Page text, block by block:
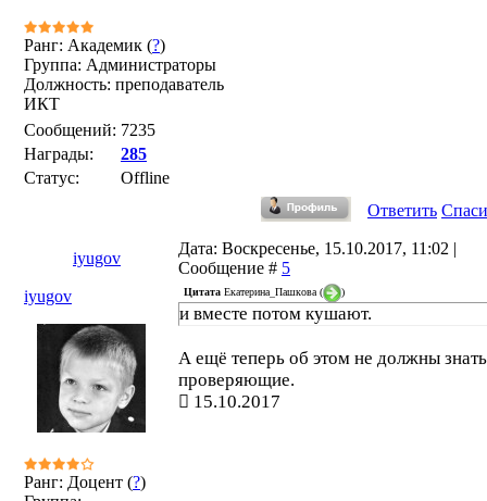
Ранг: Академик (?)
Группа: Администраторы
Должность: преподаватель
ИКТ
Сообщений: 7235
Награды:
285
Статус:
Offline
Ответить
iyugov
Дата: Воскресенье, 15.10.2017, 11:02 |
Сообщение # 5
iyugov
Ранг: Доцент (?)
Цитата Екатерина_Пашкова ( )
и вместе потом кушают.
А ещё теперь об этом не должны
проверяющие.
15.10.2017